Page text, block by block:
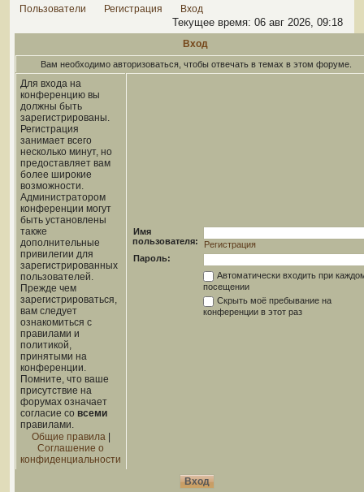
Пользователи Регистрация Вход
Текущее время: 06 авг 2026, 09:18
Вход
Вам необходимо авторизоваться, чтобы отвечать в темах в этом форуме.
Для входа на
конференцию вы
должны быть
зарегистрированы.
Регистрация
занимает всего
несколько минут, но
предоставляет вам
более широкие
возможности.
Администратором
конференции могут
быть установлены
также
дополнительные
привилегии для
зарегистрированных
пользователей.
Прежде чем
зарегистрироваться,
вам следует
ознакомиться с
правилами и
политикой,
принятыми на
конференции.
Помните, что ваше
присутствие на
форумах означает
согласие со всеми
правилами.
Общие правила|
Соглашение о
конфиденциальности
Имя
пользователя:
Регистрация
Пароль:
Автоматически входить при
посещении
Скрыть моё пребывание на
конференции в этот раз